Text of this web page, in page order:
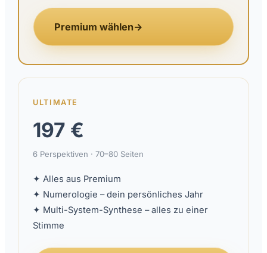
Premium wählen→
ULTIMATE
197 €
6 Perspektiven · 70–80 Seiten
✦ Alles aus Premium
✦ Numerologie – dein persönliches Jahr
✦ Multi-System-Synthese – alles zu einer
Stimme